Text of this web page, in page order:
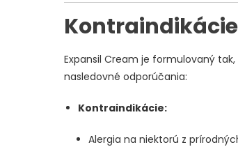
Expansil Cream je formulovaný
nasledovné odporúčania:
Kontraindikácie:
Alergia na niektorú z